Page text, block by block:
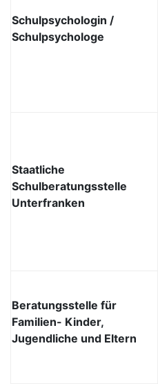
Schulpsychologin /
Schulpsychologe
Staatliche
Schulberatungsstelle
Unterfranken
Beratungsstelle für
Familien- Kinder,
Jugendliche und Eltern